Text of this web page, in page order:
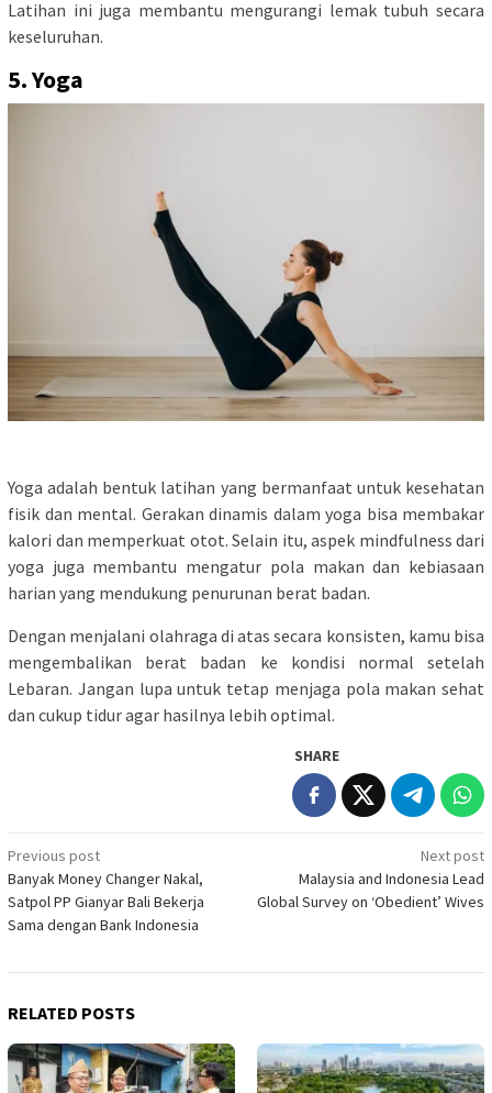
Latihan ini juga membantu mengurangi lemak tubuh secara
keseluruhan.
5. Yoga
Yoga adalah bentuk latihan yang bermanfaat untuk kesehatan
fisik dan mental. Gerakan dinamis dalam yoga bisa membakar
kalori dan memperkuat otot. Selain itu, aspek mindfulness dari
yoga juga membantu mengatur pola makan dan kebiasaan
harian yang mendukung penurunan berat badan.
Dengan menjalani olahraga di atas secara konsisten, kamu bisa
mengembalikan berat badan ke kondisi normal setelah
Lebaran. Jangan lupa untuk tetap menjaga pola makan sehat
dan cukup tidur agar hasilnya lebih optimal.
SHARE
Post
navigation
Previous post
Banyak Money Changer Nakal,
Satpol PP Gianyar Bali Bekerja
Sama dengan Bank Indonesia
Next post
Malaysia and Indonesia Lead
Global Survey on ‘Obedient’ Wives
RELATED POSTS